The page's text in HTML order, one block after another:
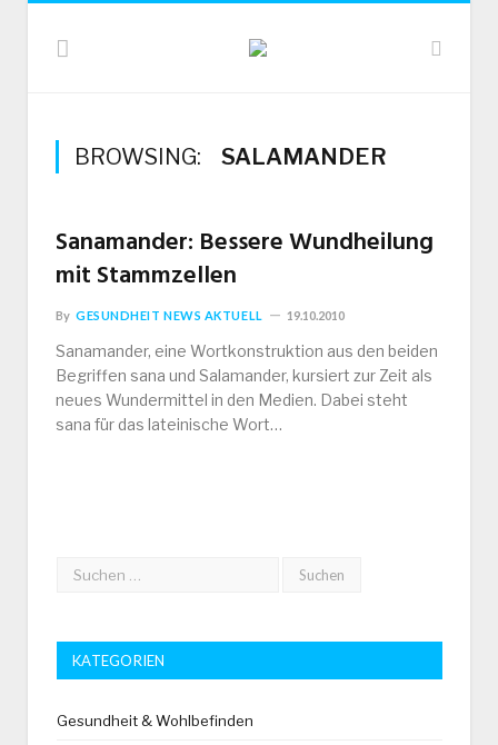
BROWSING: SALAMANDER
Sanamander: Bessere Wundheilung
mit Stammzellen
By GESUNDHEIT NEWS AKTUELL 19.10.2010
Sanamander, eine Wortkonstruktion aus den beiden
Begriffen sana und Salamander, kursiert zur Zeit als
neues Wundermittel in den Medien. Dabei steht
sana für das lateinische Wort…
KATEGORIEN
Gesundheit & Wohlbefinden